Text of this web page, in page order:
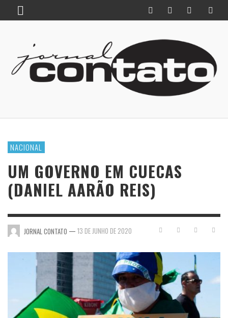
NACIONAL
UM GOVERNO EM CUECAS
(DANIEL AARÃO REIS)
JORNAL CONTATO — 13 DE JUNHO DE 2020